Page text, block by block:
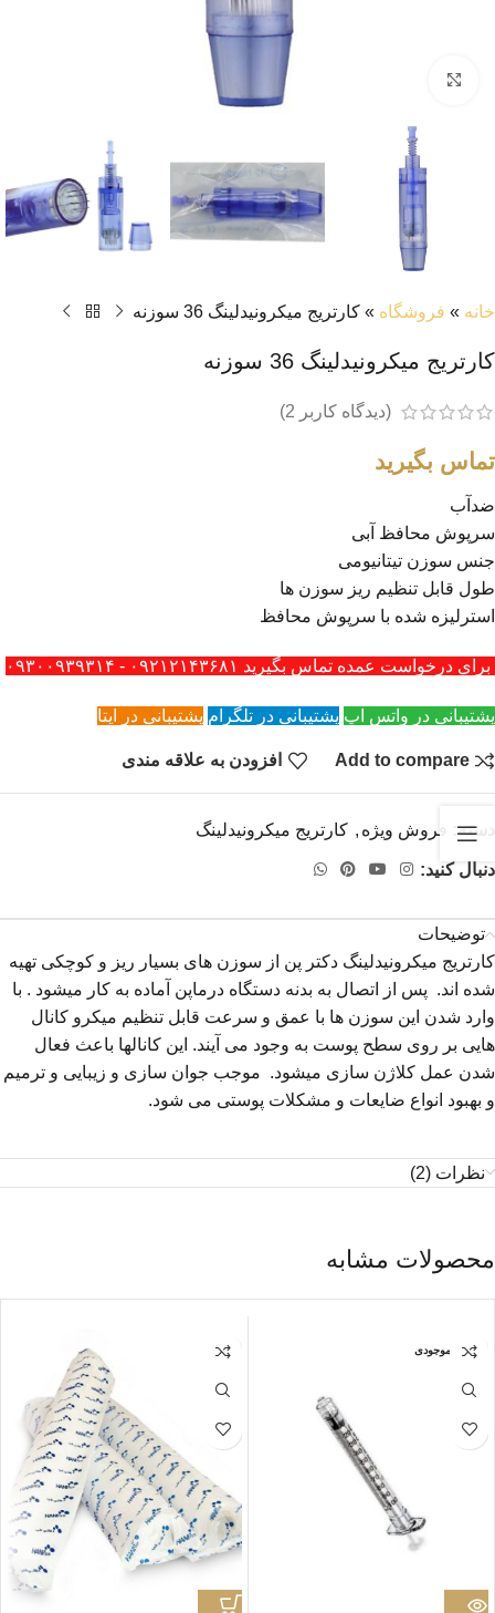
خانه » فروشگاه » کارتریج میکرونیدلینگ 36 سوزنه
کارتریج میکرونیدلینگ 36 سوزنه
(دیدگاه کاربر 2
)
تماس بگیرید
ضدآب
سرپوش محافظ آبی
جنس سوزن تیتانیومی
طول قابل تنظیم ریز سوزن ها
استرلیزه شده با سرپوش محافظ
برای درخواست عمده تماس بگیرید ۰۹۲۱۲۱۴۳۶۸۱ - ۰۹۳۰۰۹۳۹۳۱۴
پشتیبانی در واتس اپ پشتیبانی در تلگرام پشتیبانی در ایتا
Add to compare افزودن به علاقه مندی
دسته: فروش ویژه , کارتریج میکرونیدلینگ
دنبال کنید:
توضیحات
کارتریج میکرونیدلینگ دکتر پن از سوزن های بسیار ریز و کوچکی تهیه
شده اند. پس از اتصال به بدنه دستگاه درماپن آماده به کار میشود . با
وارد شدن این سوزن ها با عمق و سرعت قابل تنظیم میکرو کانال
هایی بر روی سطح پوست به وجود می آیند. این کانالها باعث فعال
شدن عمل کلاژن سازی میشود. موجب جوان سازی و زیبایی و ترمیم
و بهبود انواع ضایعات و مشکلات پوستی می شود.
نظرات (2)
محصولات مشابه
اتمام موجودی